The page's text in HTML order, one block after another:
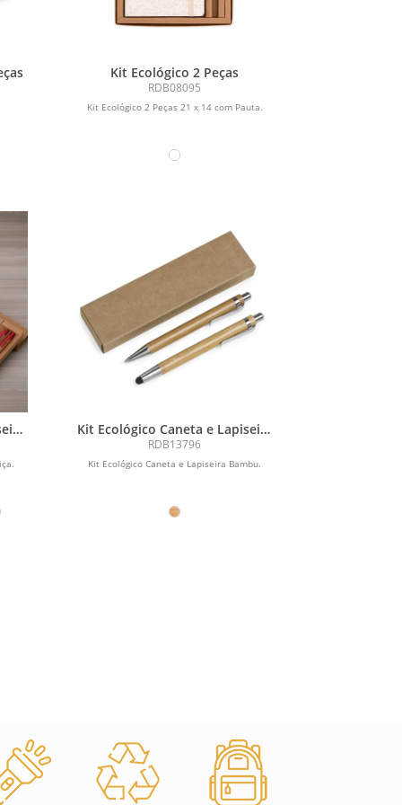
Kit Ecológico 2 Peças
RDB08095
Kit Ecológico 2 Peças 21 x 14 com Pauta.
Kit Ecológico Caneta e Lapiseira
Bambu
RDB13796
Kit Ecológico Caneta e Lapiseira Bambu.